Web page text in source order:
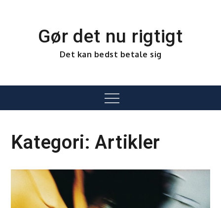
Gør det nu rigtigt
Det kan bedst betale sig
Menu
Kategori:Artikler